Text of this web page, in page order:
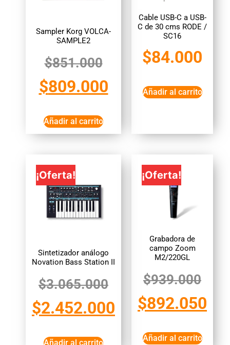
Sampler Korg VOLCA-
SAMPLE2
$851.000
$809.000
Añadir al carrito
Cable USB-C a USB-
C de 30 cms RODE /
SC16
$84.000
Añadir al carrito
¡Oferta!
Sintetizador análogo
Novation Bass Station II
$3.065.000
$2.452.000
Añadir al carrito
¡Oferta!
Grabadora de
campo Zoom
M2/220GL
$939.000
$892.050
Añadir al carrito